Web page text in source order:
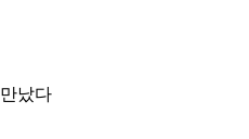
났다